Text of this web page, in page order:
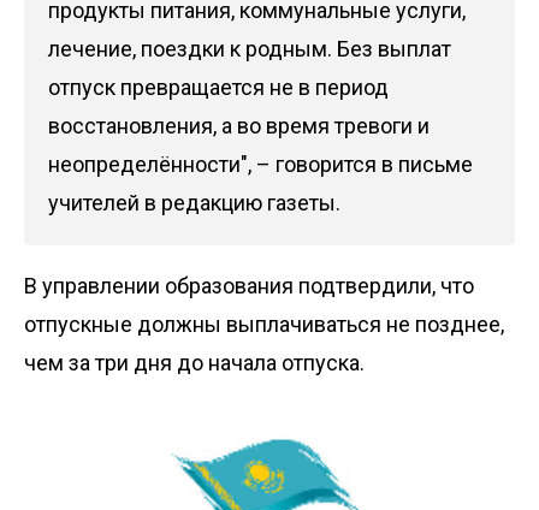
продукты питания, коммунальные услуги,
лечение, поездки к родным. Без выплат
отпуск превращается не в период
восстановления, а во время тревоги и
неопределённости", – говорится в письме
учителей в редакцию газеты.
В управлении образования подтвердили, что
отпускные должны выплачиваться не позднее,
чем за три дня до начала отпуска.